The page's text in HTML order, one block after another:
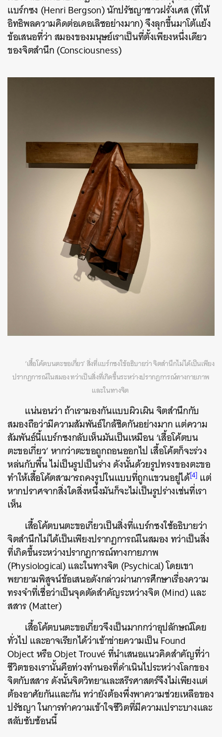
แบร์กซง (Henri Bergson) นักปรัชญาชาวฝรั่งเศส (ที่ให้
อิทธิพลความคิดต่อเดอเลิซอย่างมาก) จึงลุกขึ้นมาโต้แย้ง
ข้อเสนอที่ว่า สมองของมนุษย์เราเป็นที่ตั้งเพียงหนึ่งเดียว
ของจิตสำนึก (Consciousness)
‘เสื้อโค้ตบนตะขอเกี่ยว’ สิ่งที่แบร์กซงใช้อธิบายว่า จิตสำนึกไม่ได้เป็นเพียง
ปรากฏการณ์ในสมอง ทว่าเป็นสิ่งที่เกิดขึ้นระหว่างปรากฏการณ์ทางกายภาพ
และในทางจิต
แน่นอนว่า ถ้าเรามองกันแบบผิวเผิน จิตสำนึกกับ
สมองถือว่ามีความสัมพันธ์ใกล้ชิดกันอย่างมาก แต่ความ
สัมพันธ์นี้แบร์กซงกลับเห็นมันเป็นเหมือน ‘เสื้อโค้ตบน
ตะขอเกี่ยว’ หากว่าตะขอถูกถอนออกไป เสื้อโค้ตก็จะร่วง
หล่นกับพื้น ไม่เป็นรูปเป็นร่าง ดังนั้นด้วยรูปทรงของตะขอ
ทำให้เสื้อโค้ตสามารถคงรูปในแบบที่ถูกแขวนอยู่ได้[4] แต่
หากปราศจากสิ่งใดสิ่งหนึ่งมันก็จะไม่เป็นรูปร่างเช่นที่เรา
เห็น
เสื้อโค้ตบนตะขอเกี่ยวเป็นสิ่งที่แบร์กซงใช้อธิบายว่า
จิตสำนึกไม่ได้เป็นเพียงปรากฏการณ์ในสมอง ทว่าเป็นสิ่ง
ที่เกิดขึ้นระหว่างปรากฏการณ์ทางกายภาพ
(Physiological) และในทางจิต (Psychical) โดยเขา
พยายามพิสูจน์ข้อเสนอดังกล่าวผ่านการศึกษาเรื่องความ
ทรงจำที่เชื่อว่าเป็นจุดตัดสำคัญระหว่างจิต (Mind) และ
สสาร (Matter)
เสื้อโค้ตบนตะขอเกี่ยวจึงเป็นมากกว่าอุปลักษณ์โดย
ทั่วไป และอาจเรียกได้ว่าเข้าข่ายความเป็น Found
Object หรือ Objet Trouvé ที่นำเสนอแนวคิดสำคัญที่ว่า
ชีวิตของเรานั้นคือท่วงทำนองที่ดำเนินไประหว่างโลกของ
จิตกับสสาร ดังนั้นจิตวิทยาและสรีรศาสตร์จึงไม่เพียงแต่
ต้องอาศัยกันและกัน ทว่ายังต้องพึ่งพาความช่วยเหลือของ
ปรัชญา ในการทำความเข้าใจชีวิตที่มีความเปราะบางและ
สลับซับซ้อนนี้